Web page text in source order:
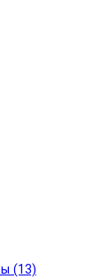
(13)